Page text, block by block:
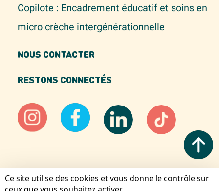
Copilote : Encadrement éducatif et soins en
micro crèche intergénérationnelle
NOUS CONTACTER
RESTONS CONNECTÉS
Mentions légales
Ce site utilise des cookies et vous donne le contrôle sur